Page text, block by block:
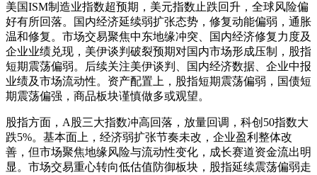
美国ISM制造业指数超预期，美元指数止跌回升，全球风险偏
好有所回落。国内经济延续弱扩张态势，修复动能偏弱，通胀
温和修复。市场交易聚焦中东地缘冲突、国内经济修复力度及
企业业绩兑现，美伊谈判破裂预期对国内市场形成压制，股指
短期震荡偏弱。后续关注美伊谈判、国内经济数据、企业中报
业绩及市场流动性。资产配置上，股指短期震荡偏弱，国债短
期震荡偏强，商品板块谨慎做多或观望。
股指方面，A股三大指数冲高回落，放量回调，科创50指数大
跌5%。基本面上，经济弱扩张节奏未改，企业盈利整体改
善，但市场聚焦地缘风险与流动性变化，成长赛道资金流出明
显。市场交易重心转向低估值防御板块，股指延续震荡偏弱走